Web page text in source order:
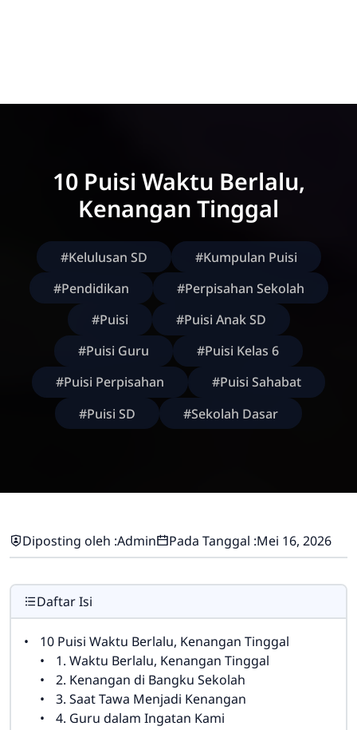
10 Puisi Waktu Berlalu,
Kenangan Tinggal
#Kelulusan SD
#Kumpulan Puisi
#Pendidikan
#Perpisahan Sekolah
#Puisi
#Puisi Anak SD
#Puisi Guru
#Puisi Kelas 6
#Puisi Perpisahan
#Puisi Sahabat
#Puisi SD
#Sekolah Dasar
Diposting oleh :Admin Pada Tanggal :Mei 16, 2026
Daftar Isi
10 Puisi Waktu Berlalu, Kenangan Tinggal
1. Waktu Berlalu, Kenangan Tinggal
2. Kenangan di Bangku Sekolah
3. Saat Tawa Menjadi Kenangan
4. Guru dalam Ingatan Kami